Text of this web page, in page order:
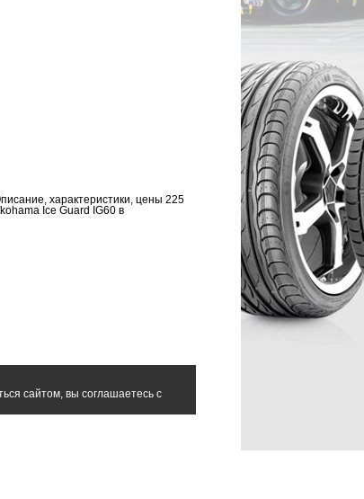
характеристики, цены 225
Ice Guard IG60 в
сайтом, вы соглашаетесь с